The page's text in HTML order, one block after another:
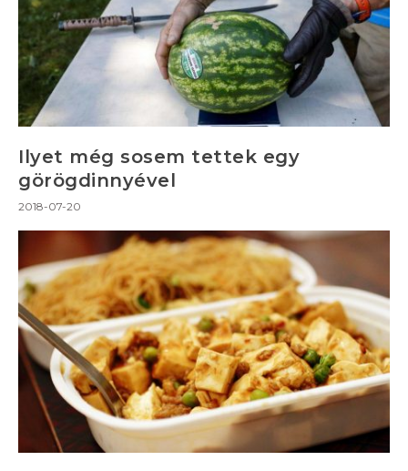
Ilyet még sosem tettek egy
görögdinnyével
2018-07-20